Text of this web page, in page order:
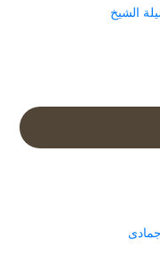
الشيخ
شرح كتاب الداء والدواء بدأ الدرس في 21 جمادى